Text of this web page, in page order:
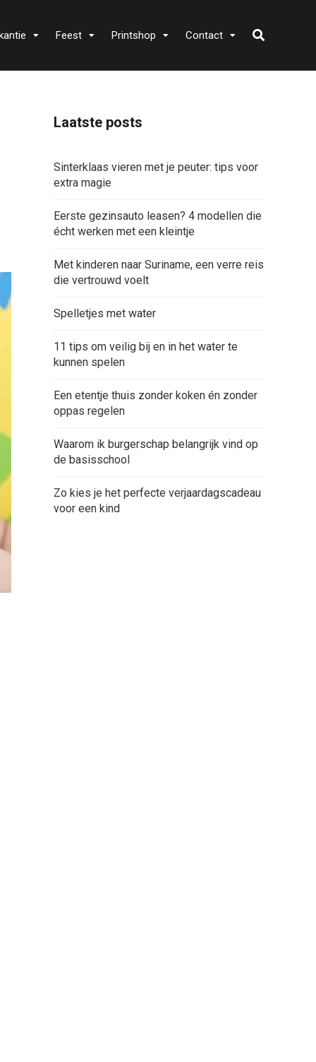
Feest Printshop Contact
Laatste posts
Sinterklaas vieren met je peuter: tips voor
extra magie
Eerste gezinsauto leasen? 4 modellen die
écht werken met een kleintje
Met kinderen naar Suriname, een verre reis
die vertrouwd voelt
Spelletjes met water
11 tips om veilig bij en in het water te
kunnen spelen
Een etentje thuis zonder koken én zonder
oppas regelen
Waarom ik burgerschap belangrijk vind op
de basisschool
Zo kies je het perfecte verjaardagscadeau
voor een kind